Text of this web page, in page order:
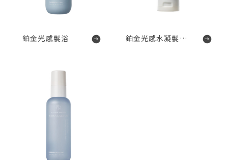
鉑金光感髮浴 鉑金光感水凝髮膜